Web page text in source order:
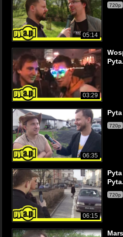
05:14
720p
03:29
06:35
720p
06:15
720p